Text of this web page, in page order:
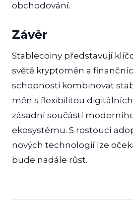
obchodování.
Závěr
Stablecoiny představují
světě kryptoměn a
schopnosti kombinovat
měn s flexibilitou
zásadní součástí
ekosystému. S rostoucí
nových technologií lze
bude nadále růst.